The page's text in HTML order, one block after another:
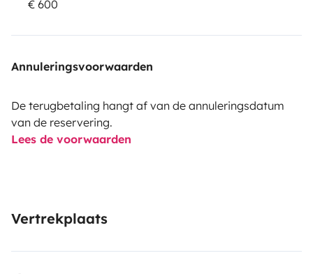
€ 600
Annuleringsvoorwaarden
De terugbetaling hangt af van de annuleringsdatum
van de reservering.
Lees de voorwaarden
Vertrekplaats